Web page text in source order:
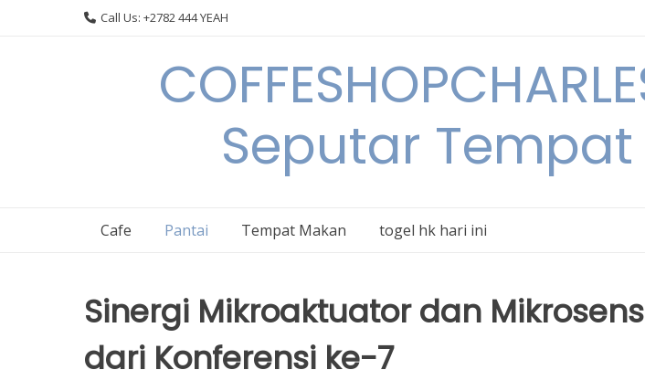
Call Us: +2782 444 YEAH
Seputar
Cafe Pantai Tempat Makan togel hk hari ini
Sinergi Mikroaktuator dan
dari Konferensi ke-7